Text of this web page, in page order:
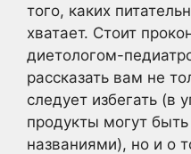
того, каких
хватает. Стоит
диетологом-
рассказать вам не
следует избегать (в
продукты могут
названиями), но и о